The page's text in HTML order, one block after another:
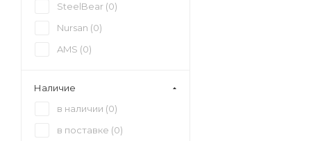
SteelBear (0)
Nursan (0)
AMS (0)
Наличие
в наличии (0)
в поставке (0)